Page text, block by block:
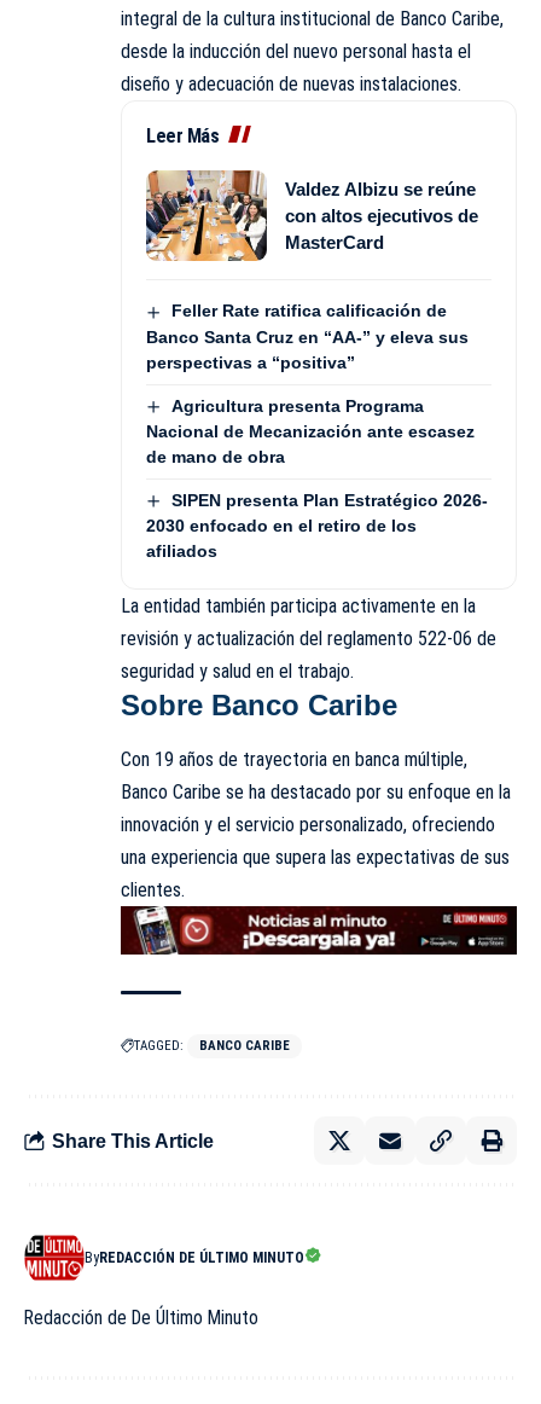
integral de la cultura institucional de Banco Caribe,
desde la inducción del nuevo personal hasta el
diseño y adecuación de nuevas instalaciones.
Leer Más
Valdez Albizu se reúne
con altos ejecutivos de
MasterCard
Feller Rate ratifica calificación de
Banco Santa Cruz en “AA-” y eleva sus
perspectivas a “positiva”
Agricultura presenta Programa
Nacional de Mecanización ante escasez
de mano de obra
SIPEN presenta Plan Estratégico 2026-
2030 enfocado en el retiro de los
afiliados
La entidad también participa activamente en la
revisión y actualización del reglamento 522-06 de
seguridad y salud en el trabajo.
Sobre Banco Caribe
Con 19 años de trayectoria en banca múltiple,
Banco Caribe se ha destacado por su enfoque en la
innovación y el servicio personalizado, ofreciendo
una experiencia que supera las expectativas de sus
clientes.
TAGGED: BANCO CARIBE
Share This Article
ByREDACCIÓN DE ÚLTIMO MINUTO
Redacción de De Último Minuto